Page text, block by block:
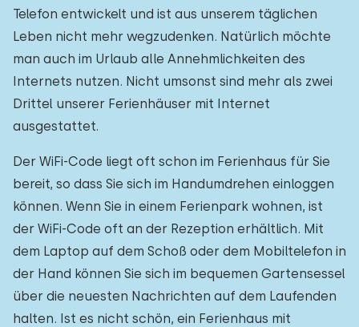
Telefon entwickelt und ist aus unserem täglichen
Leben nicht mehr wegzudenken. Natürlich möchte
man auch im Urlaub alle Annehmlichkeiten des
Internets nutzen. Nicht umsonst sind mehr als zwei
Drittel unserer Ferienhäuser mit Internet
ausgestattet.
Der WiFi-Code liegt oft schon im Ferienhaus für Sie
bereit, so dass Sie sich im Handumdrehen einloggen
können. Wenn Sie in einem Ferienpark wohnen, ist
der WiFi-Code oft an der Rezeption erhältlich. Mit
dem Laptop auf dem Schoß oder dem Mobiltelefon in
der Hand können Sie sich im bequemen Gartensessel
über die neuesten Nachrichten auf dem Laufenden
halten. Ist es nicht schön, ein Ferienhaus mit